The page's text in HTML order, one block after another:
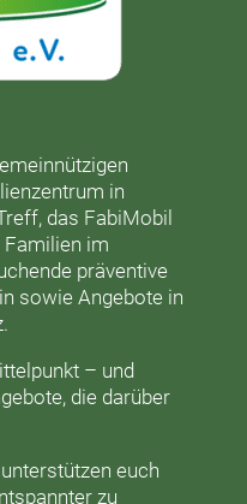
in
das FabiMobil
im
präventive
sowie Angebote in
– und
die darüber
euch
zu